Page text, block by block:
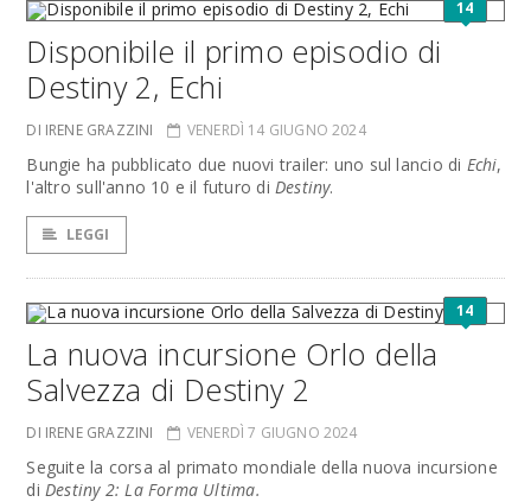
14
Disponibile il primo episodio di
Destiny 2, Echi
DI IRENE GRAZZINI VENERDÌ 14 GIUGNO 2024
Bungie ha pubblicato due nuovi trailer: uno sul lancio di Echi,
l'altro sull'anno 10 e il futuro di Destiny.
LEGGI
14
La nuova incursione Orlo della
Salvezza di Destiny 2
DI IRENE GRAZZINI VENERDÌ 7 GIUGNO 2024
Seguite la corsa al primato mondiale della nuova incursione
diDestiny 2: La Forma Ultima.